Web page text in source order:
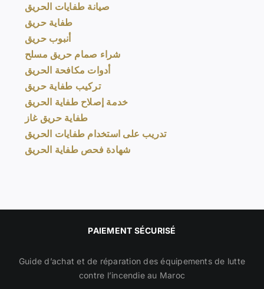
صيانة طفايات الحريق
طفاية حريق
أنبوب حريق
شراء صمام حريق مسلح
أدوات مكافحة الحريق
تركيب طفاية حريق
خدمة إصلاح طفاية الحريق
طفاية حريق غاز
تدريب على استخدام طفايات الحريق
شهادة فحص طفاية الحريق
PAIEMENT SÉCURISÉ
Guide d’achat et de réparation des équipements de lutte
contre l’incendie au Maroc